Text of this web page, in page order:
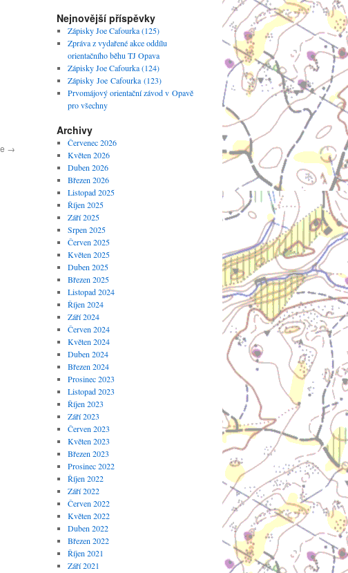
→
Nejnovější příspěvky
Zápisky Joe Cafourka (125)
Zpráva z vydařené akce oddílu
orientačního běhu TJ Opava
Zápisky Joe Cafourka (124)
Zápisky Joe Cafourka (123)
Prvomájový orientační závod v Opavě
pro všechny
Archivy
Červenec 2026
Květen 2026
Duben 2026
Březen 2026
Listopad 2025
Říjen 2025
Září 2025
Srpen 2025
Červen 2025
Květen 2025
Duben 2025
Březen 2025
Listopad 2024
Říjen 2024
Září 2024
Červen 2024
Květen 2024
Duben 2024
Březen 2024
Prosinec 2023
Listopad 2023
Říjen 2023
Září 2023
Červen 2023
Květen 2023
Březen 2023
Prosinec 2022
Říjen 2022
Září 2022
Červen 2022
Květen 2022
Duben 2022
Březen 2022
Říjen 2021
Září 2021